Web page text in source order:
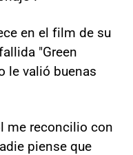
en el film de su
"Green
le valió buenas
me reconcilio con
piense que